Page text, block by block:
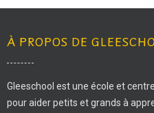
À PROPOS DE
Gleeschool est une école et
pour aider petits et grands à